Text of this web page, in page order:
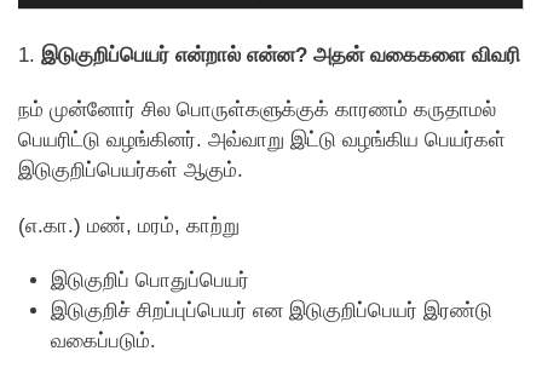
1. இடுகுறிப்பெயர் என்றால் என்ன? அதன் வகைகளை விவரி
நம் முன்னோர் சில பொருள்களுக்குக் காரணம் கருதாமல்
பெயரிட்டு வழங்கினர். அவ்வாறு இட்டு வழங்கிய பெயர்கள்
இடுகுறிப்பெயர்கள் ஆகும்.
(எ.கா.) மண், மரம், காற்று
இடுகுறிப் பொதுப்பெயர்
இடுகுறிச் சிறப்புப்பெயர் என இடுகுறிப்பெயர் இரண்டு
வகைப்படும்.